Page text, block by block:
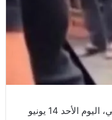
تفاعلت ولاية أمن مراكش، بسرعة وجدية، مع مقطع فيديو متداول على مواقع التواصل الاجتماعي، اليوم الأحد 14 يونيو